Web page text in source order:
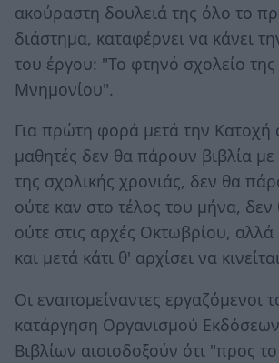
ακούραστη δουλειά της όλο το
διάστημα, καταφέρνει να κάνει
του έργου: "Το φτηνό σχολείο
Μνημονίου".
Για πρώτη φορά μετά την Κατοχή
μαθητές δεν θα πάρουν βιβλία με
της σχολικής χρονιάς, δεν θα
ούτε καν στο τέλος του μήνα,
ούτε στις αρχές Οκτωβρίου,
και μετά κάτι θ' αρχίσει να
Οι εναπομείναντες εργαζόμενοι
κατάργηση Οργανισμού Εκδόσεων
Βιβλίων αισιοδοξούν ότι "προς